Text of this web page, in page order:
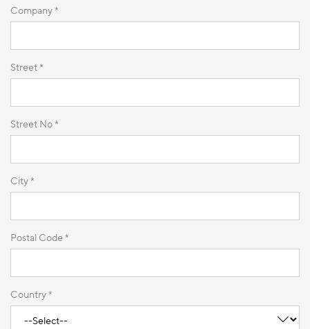
Company *
Street *
Street No *
City *
Postal Code *
Country *